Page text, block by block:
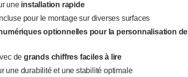
une installation rapide
pour le montage sur diverses surfaces
optionnelles pour la personnalisation de
de grands chiffres faciles à lire
une durabilité et une stabilité optimale